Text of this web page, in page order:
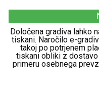
Določena gradiva lahko
tiskani. Naročilo e-
takoj po potrjenem
tiskani obliki z dostavo
primeru osebnega